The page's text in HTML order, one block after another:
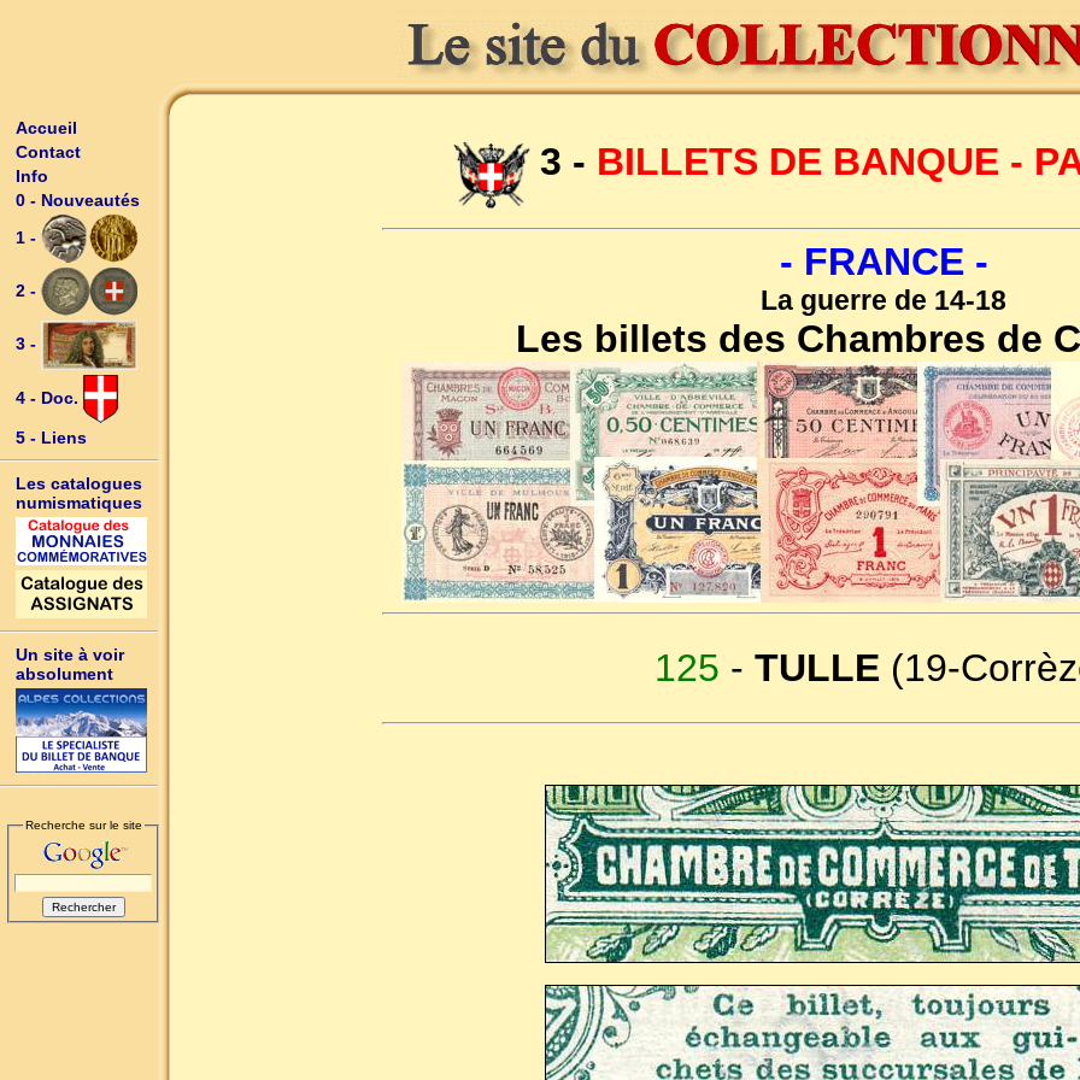
Accueil
Contact
Info
0 - Nouveautés
1 -
2 -
3 -
4 - Doc.
5 - Liens
Les catalogues
numismatiques
Un site à voir
absolument
Recherche sur le site
3 - BILLETS DE BANQUE -
- FRANCE -
La guerre de 14-18
Les billets des Chambres de
125 -TULLE (19-